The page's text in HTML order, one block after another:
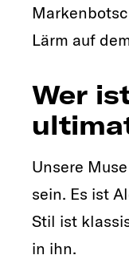
Lärm auf
Wer
Unsere
sein. Es ist
Stil ist
in ihn.